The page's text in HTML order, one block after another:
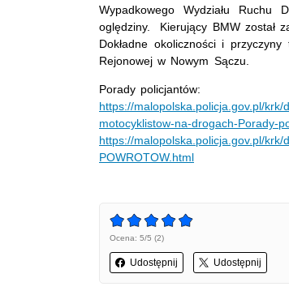
Wypadkowego Wydziału
oględziny. Kierujący BMW został
Dokładne okoliczności i
Rejonowej w Nowym Sączu.
Porady policjantów:
https://malopolska.policja.gov.pl/
motocyklistow-na-drogach-Porady-
https://malopolska.policja.gov.pl/
POWROTOW.html
Ocena: 5/5 (2)
Udostępnij Udostępnij